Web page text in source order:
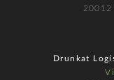
20012
Drunkat